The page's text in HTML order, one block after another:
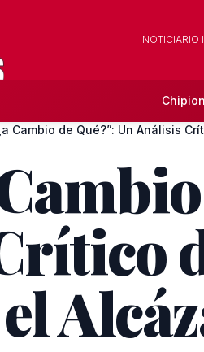
NOTICIARIO
Cambio de Qué?”: Un Análisis